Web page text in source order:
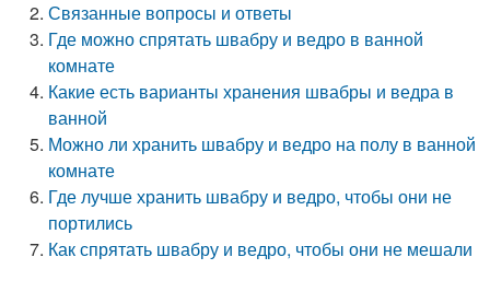
Связанные вопросы и ответы
Где можно спрятать швабру и ведро в ванной
комнате
Какие есть варианты хранения швабры и ведра в
ванной
Можно ли хранить швабру и ведро на полу в ванной
комнате
Где лучше хранить швабру и ведро, чтобы они не
портились
Как спрятать швабру и ведро, чтобы они не мешали